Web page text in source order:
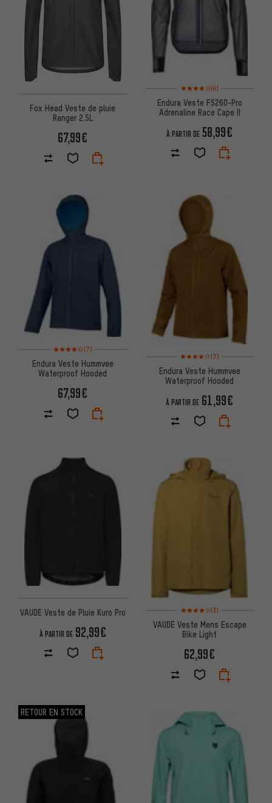
Fox Head Veste de pluie
Ranger 2.5L
67,99€
Note moyenne : 4 sur 5
(4)
Endura Veste FS260-Pro
Adrenaline Race Cape II
À PARTIR DE 58,99€
Note moyenne : 4 sur 5 d'après 7 avis
(7)
Endura Veste Hummvee
Waterproof Hooded
67,99€
Note moyenne : 4 sur 5
(7)
Endura Veste Hummvee
Waterproof Hooded
À PARTIR DE 61,99€
VAUDE Veste de Pluie Kuro Pro
À PARTIR DE 92,99€
Note moyenne : 4 sur 5
(3)
VAUDE Veste Mens Escape
Bike Light
62,99€
RETOUR EN STOCK